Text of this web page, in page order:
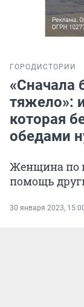
ГОРОД ИСТОРИИ
«Сначала
тяжело»:
которая
обедами
Женщина по
помощь
30 января 2023,